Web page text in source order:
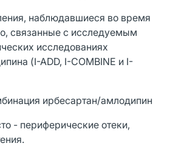
наблюдавшиеся во время
связанные с исследуемым
исследованиях
(I-ADD, I-COMBINE и I-
ирбесартан/амлодипин
- периферические отеки,